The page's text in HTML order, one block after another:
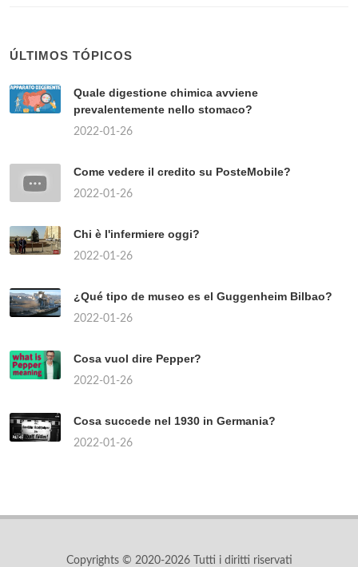
ÚLTIMOS TÓPICOS
Quale digestione chimica avviene
prevalentemente nello stomaco?
2022-01-26
Come vedere il credito su PosteMobile?
2022-01-26
Chi è l'infermiere oggi?
2022-01-26
¿Qué tipo de museo es el Guggenheim Bilbao?
2022-01-26
Cosa vuol dire Pepper?
2022-01-26
Cosa succede nel 1930 in Germania?
2022-01-26
Copyrights © 2020-2026 Tutti i diritti riservati